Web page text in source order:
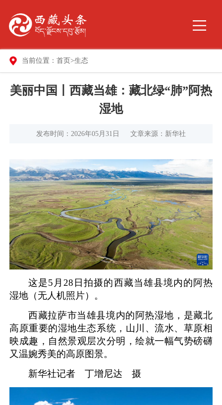
当前位置： 首页 >生态
美丽中国丨西藏当雄：藏北绿“肺”阿热
湿地
发布时间：2026年05月31日 文章来源：新华社
这是5月28日拍摄的西藏当雄县境内的阿热
湿地（无人机照片）。
西藏拉萨市当雄县境内的阿热湿地，是藏北
高原重要的湿地生态系统，山川、流水、草原相
映成趣，自然景观层次分明，绘就一幅气势磅礴
又温婉秀美的高原图景。
新华社记者 丁增尼达 摄